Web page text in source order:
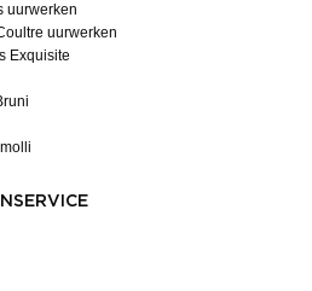
uurwerken
uurwerken
Exquisite